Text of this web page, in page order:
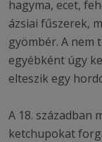
hagyma, ecet,
ázsiai fűszerek,
gyömbér. A nem
egyébként úgy
elteszik egy
A 18. században
ketchupokat